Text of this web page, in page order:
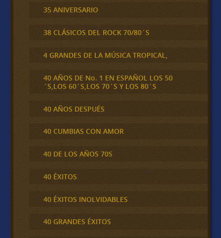
35 ANIVERSARIO
38 CLÁSICOS DEL ROCK 70/80´S
4 GRANDES DE LA MÚSICA TROPICAL,
40 AÑOS DE No. 1 EN ESPAÑOL LOS 50
´S,LOS 60´S,LOS 70´S Y LOS 80´S
40 AÑOS DESPUÉS
40 CUMBIAS CON AMOR
40 DE LOS AÑOS 70S
40 ÉXITOS
40 ÉXITOS INOLVIDABLES
40 GRANDES ÉXITOS